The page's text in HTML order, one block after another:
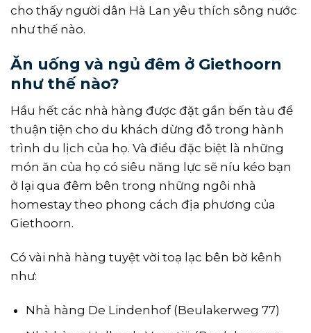
cho thấy người dân Hà Lan yêu thích sông nước
như thế nào.
Ăn uống và ngủ đêm ở Giethoorn
như thế nào?
Hầu hết các nhà hàng được đặt gần bến tàu để
thuận tiện cho du khách dừng đỗ trong hành
trình du lịch của họ. Và điều đặc biệt là những
món ăn của họ có siêu năng lực sẽ níu kéo bạn
ở lại qua đêm bên trong những ngôi nhà
homestay theo phong cách địa phương của
Giethoorn.
Có vài nhà hàng tuyệt vời toạ lạc bên bờ kênh
như:
Nhà hàng De Lindenhof (Beulakerweg 77)